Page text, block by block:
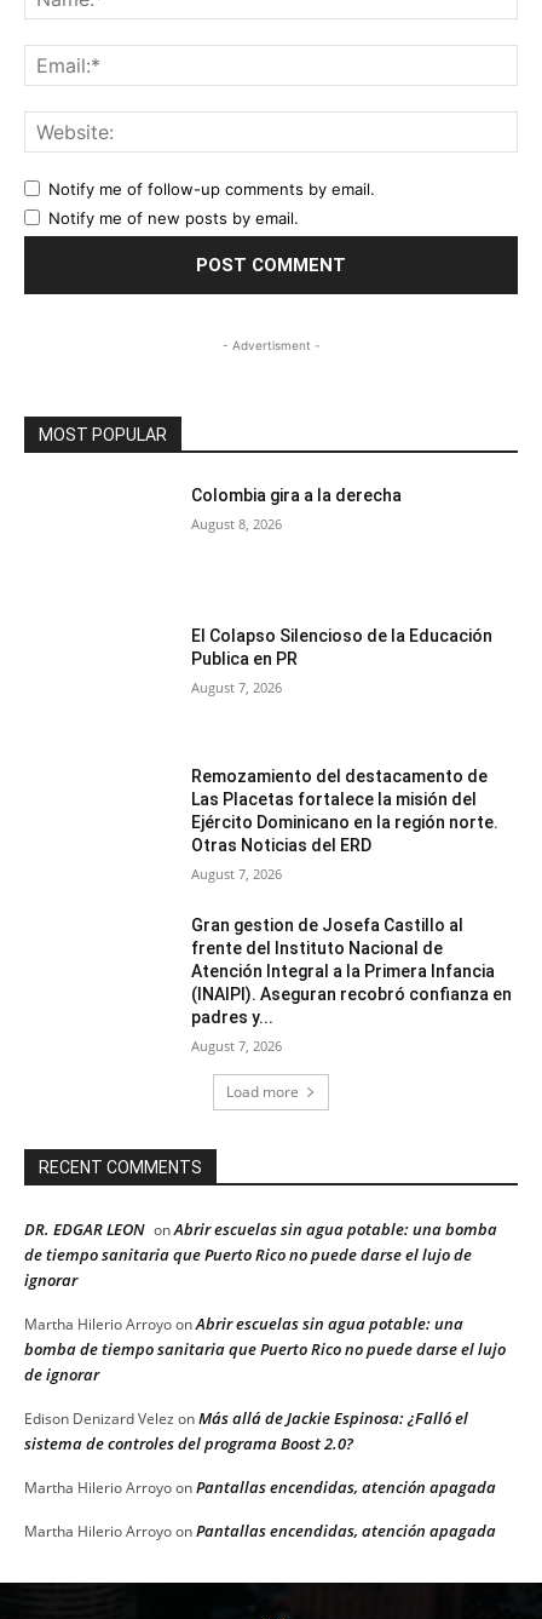
Notify me of follow-up comments by email.
Notify me of new posts by email.
- Advertisment -
MOST POPULAR
Colombia gira a la derecha
August 8, 2026
El Colapso Silencioso de la Educación
Publica en PR
August 7, 2026
Remozamiento del destacamento de
Las Placetas fortalece la misión del
Ejército Dominicano en la región norte.
Otras Noticias del ERD
August 7, 2026
Gran gestion de Josefa Castillo al
frente del Instituto Nacional de
Atención Integral a la Primera Infancia
(INAIPI). Aseguran recobró confianza en
padres y...
August 7, 2026
Load more
RECENT COMMENTS
DR. EDGAR LEON onAbrir escuelas sin agua potable: una bomba
de tiempo sanitaria que Puerto Rico no puede darse el lujo de
ignorar
Martha Hilerio ArroyoonAbrir escuelas sin agua potable: una
bomba de tiempo sanitaria que Puerto Rico no puede darse el lujo
de ignorar
Edison Denizard Velez onMás allá de Jackie Espinosa: ¿Falló el
sistema de controles del programa Boost 2.0?
Martha Hilerio ArroyoonPantallas encendidas, atención apagada
Martha Hilerio ArroyoonPantallas encendidas, atención apagada